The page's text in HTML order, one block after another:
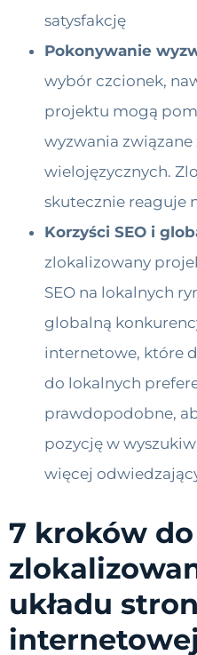
satysfakcję
Pokonywanie
wybór czcionek,
projektu mogą
wyzwania
wielojęzycznych.
skutecznie reaguje
Korzyści SEO i
zlokalizowany
SEO na lokalnych
globalną
internetowe, które
do lokalnych
prawdopodobne,
pozycję w
więcej
7 kroków do
układu
internetowej